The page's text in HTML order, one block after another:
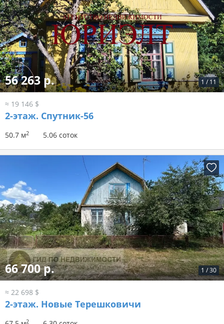
1 / 11
56 263 р.
≈ 19 146 $
2-этаж. Спутник-56
50.7 м2 5.06 соток
1 /30
66 700 р.
≈ 22 698 $
2-этаж. Новые Терешковичи
2